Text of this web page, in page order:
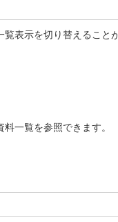
表示を切り替えること
一覧を参照できます。